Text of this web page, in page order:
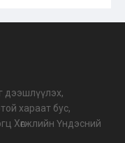
дээшлүүлэх,
хараат бус,
Хөгжлийн Үндэсний